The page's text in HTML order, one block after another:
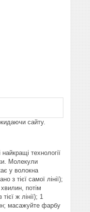
сайту.
технології
Молекули
у волокна
тієї самої лінії);
потім
ж лінії); 1
масажуйте фарбу